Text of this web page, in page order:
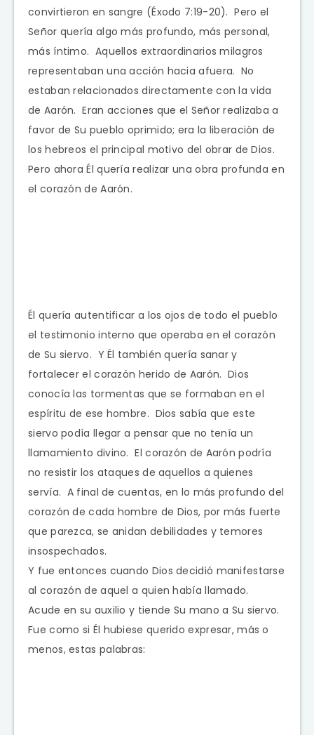
convirtieron en sangre (Éxodo 7:19-20). Pero el
Señor quería algo más profundo, más personal,
más íntimo. Aquellos extraordinarios milagros
representaban una acción hacia afuera. No
estaban relacionados directamente con la vida
de Aarón. Eran acciones que el Señor realizaba a
favor de Su pueblo oprimido; era la liberación de
los hebreos el principal motivo del obrar de Dios.
Pero ahora Él quería realizar una obra profunda en
el corazón de Aarón.
Él quería autentificar a los ojos de todo el pueblo
el testimonio interno que operaba en el corazón
de Su siervo. Y Él también quería sanar y
fortalecer el corazón herido de Aarón. Dios
conocía las tormentas que se formaban en el
espíritu de ese hombre. Dios sabía que este
siervo podía llegar a pensar que no tenía un
llamamiento divino. El corazón de Aarón podría
no resistir los ataques de aquellos a quienes
servía. A final de cuentas, en lo más profundo del
corazón de cada hombre de Dios, por más fuerte
que parezca, se anidan debilidades y temores
insospechados.
Y fue entonces cuando Dios decidió manifestarse
al corazón de aquel a quien había llamado.
Acude en su auxilio y tiende Su mano a Su siervo.
Fue como si Él hubiese querido expresar, más o
menos, estas palabras: